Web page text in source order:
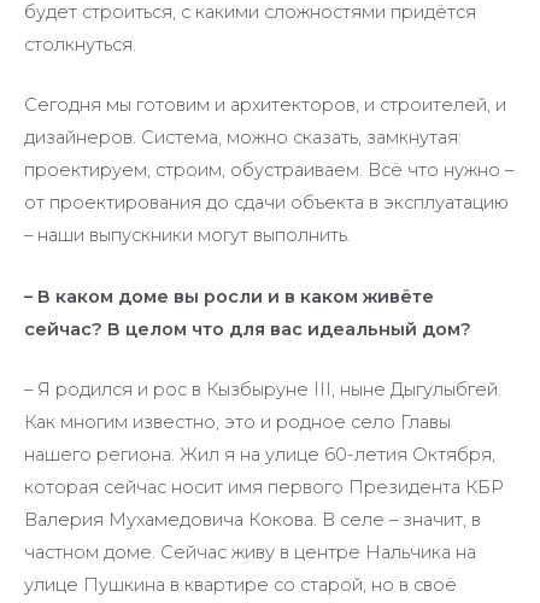
будет строиться, с какими сложностями придётся
столкнуться.
Сегодня мы готовим и архитекторов, и строителей, и
дизайнеров. Система, можно сказать, замкнутая:
проектируем, строим, обустраиваем. Всё что нужно –
от проектирования до сдачи объекта в эксплуатацию
– наши выпускники могут выполнить.
– В каком доме вы росли и в каком живёте
сейчас? В целом что для вас идеальный дом?
– Я родился и рос в Кызбыруне III, ныне Дыгулыбгей.
Как многим известно, это и родное село Главы
нашего региона. Жил я на улице 60-летия Октября,
которая сейчас носит имя первого Президента КБР
Валерия Мухамедовича Кокова. В селе – значит, в
частном доме. Сейчас живу в центре Нальчика на
улице Пушкина в квартире со старой, но в своё